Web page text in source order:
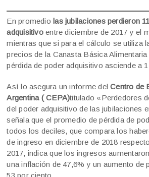
En promedio las jubilaciones perdieron
adquisitivoentre diciembre de 2017 y el
mientras que si para el cálculo se utiliza
precios de la Canasta Básica
pérdida de poder adquisitivo asciende a
Así lo asegura un informe delCentro de
Argentina ( CEPA)titulado «Perdedores
del poder adquisitivo de las jubilaciones
señala que el promedio de pérdida de
todos los deciles, que compara los
de ingreso en diciembre de 2018
2017, indica que los ingresos
una inflación de 47,6% y un aumento de